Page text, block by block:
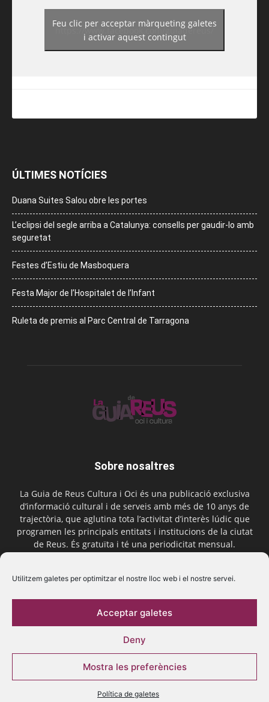
Utilitzem galetes per optimitzar el nostre lloc web i el nostre servei.
Acceptar galetes
Deny
Mostra les preferències
Política de galetes
https://www.facebook.com/guiadereus/
Feu clic per acceptar màrqueting galetes
i activar aquest contingut
ÚLTIMES NOTÍCIES
Duana Suites Salou obre les portes
L’eclipsi del segle arriba a Catalunya: consells per gaudir-lo amb
seguretat
Festes d’Estiu de Masboquera
Festa Major de l’Hospitalet de l’Infant
Ruleta de premis al Parc Central de Tarragona
Sobre nosaltres
La Guia de Reus Cultura i Oci és una publicació exclusiva
d’informació cultural i de serveis amb més de 10 anys de
trajectòria, que aglutina tota l’activitat d’interès lúdic que
programen les principals entitats i institucions de la ciutat
de Reus. És gratuïta i té una periodicitat mensual.
Segueix-nos
© 2016 La Guia de Reus | Creada per Be Marketing